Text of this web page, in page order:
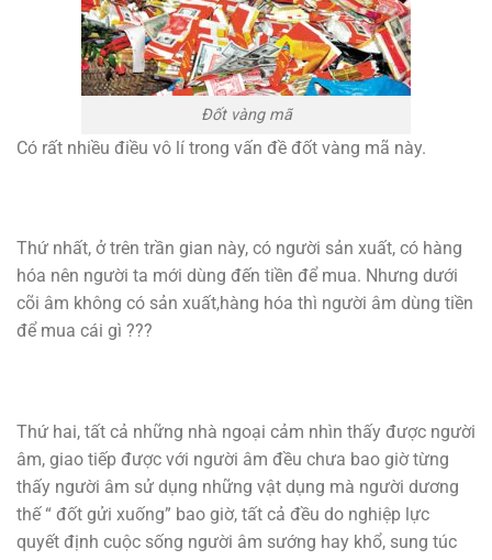
Đốt vàng mã
Có rất nhiều điều vô lí trong vấn đề đốt vàng mã này.
Thứ nhất, ở trên trần gian này, có người sản xuất, có hàng
hóa nên người ta mới dùng đến tiền để mua. Nhưng dưới
cõi âm không có sản xuất,hàng hóa thì người âm dùng tiền
để mua cái gì ???
Thứ hai, tất cả những nhà ngoại cảm nhìn thấy được người
âm, giao tiếp được với người âm đều chưa bao giờ từng
thấy người âm sử dụng những vật dụng mà người dương
thế “ đốt gửi xuống” bao giờ, tất cả đều do nghiệp lực
quyết định cuộc sống người âm sướng hay khổ, sung túc